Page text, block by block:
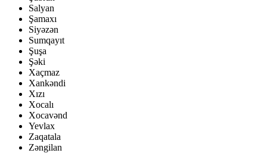
Salyan
Şamaxı
Siyəzən
Sumqayıt
Şuşa
Şəki
Xaçmaz
Xankəndi
Xızı
Xocalı
Xocavənd
Yevlax
Zaqatala
Zəngilan